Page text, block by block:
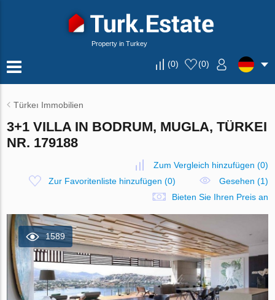
Property in Turkey
(0) (0)
Türkeı Immobilien
3+1 VILLA IN BODRUM, MUGLA, TÜRKEI
NR. 179188
Zum Vergleich hinzufügen (0)
Zur Favoritenliste hinzufügen (0)
Gesehen (1)
Bieten Sie Ihren Preis an
1589